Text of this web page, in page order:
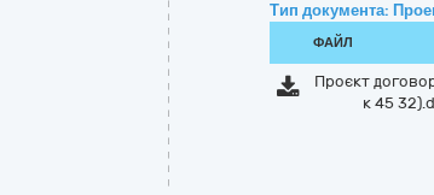
Тип документа:
ФАЙЛ
Проєкт
к 45